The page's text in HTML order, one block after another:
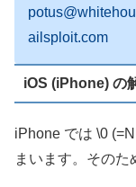
ailsploit.com
iOS (iPhone) の
iPhone では \0
まいます。そのた